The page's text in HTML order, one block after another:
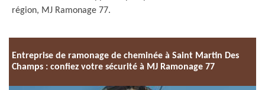
région, MJ Ramonage 77.
Entreprise de ramonage de cheminée à Saint Martin Des
Champs : confiez votre sécurité à MJ Ramonage 77